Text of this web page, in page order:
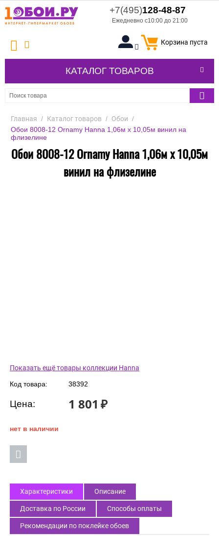
+7(495)128-48-87
Ежедневно с10:00 до 21:00
Корзина пуста
КАТАЛОГ ТОВАРОВ
Главная / Каталог товаров / Обои /
Обои 8008-12 Ornamy Hanna 1,06м х 10,05м винил на
флизелине
Обои 8008-12 Ornamy Hanna 1,06м х 10,05м
винил на флизелине
Показать ещё товары коллекции Hanna
Код товара: 38392
Цена: 1 801 ₽
нет в наличии
Характеристики Описание
Доставка по России Способы оплаты
Рекомендации по поклейке обоев